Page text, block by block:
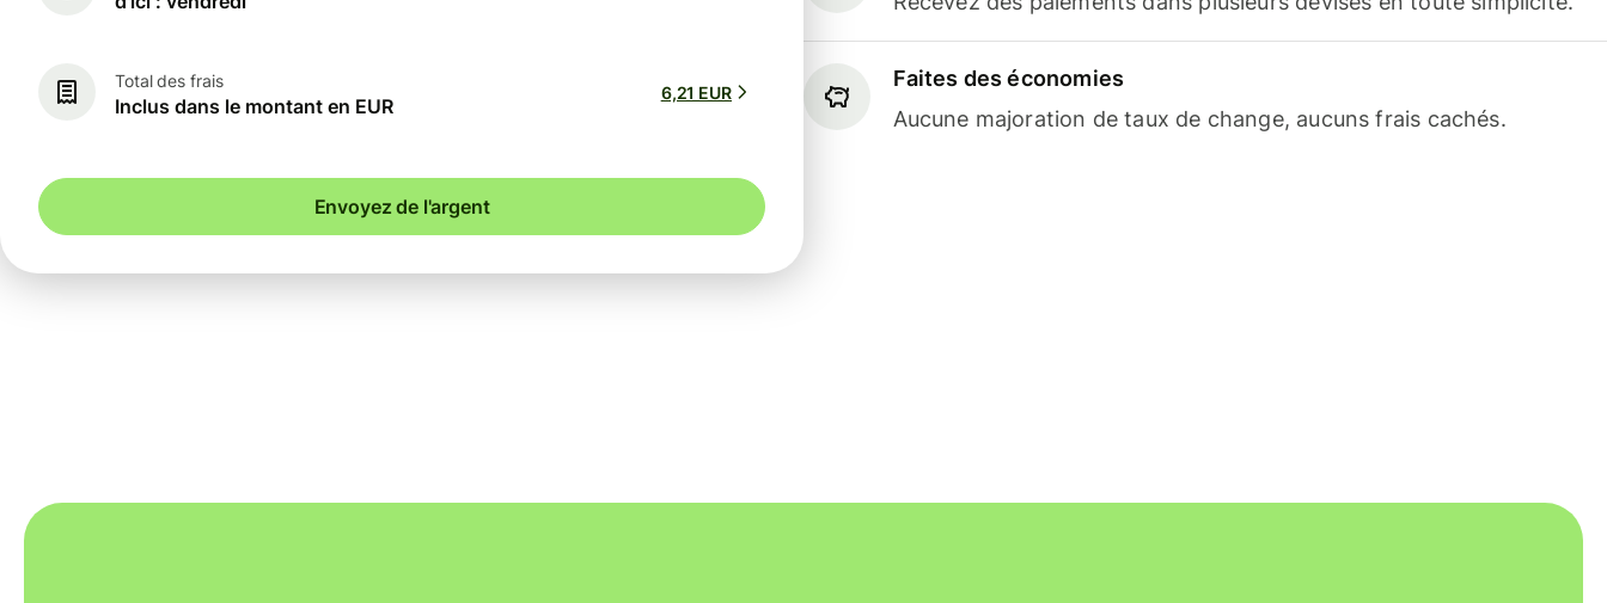
Faites des économies
Aucune majoration de taux de change, aucuns frais cachés.
Total des frais
Inclus dans le montant en EUR
6,21 EUR
Envoyez de l'argent